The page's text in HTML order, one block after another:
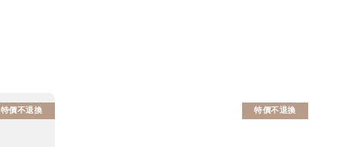
特價不退換 特價不退換